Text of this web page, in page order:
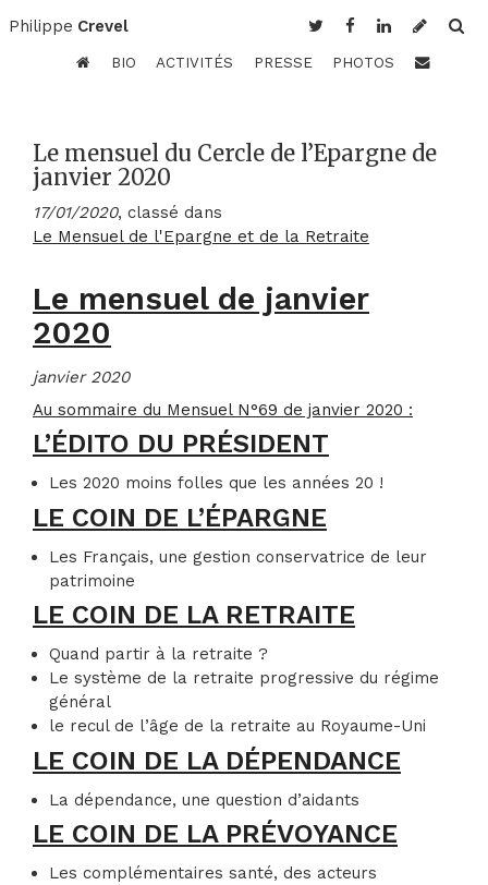
Philippe Crevel
BIO ACTIVITÉS PRESSE PHOTOS
Le mensuel du Cercle de l’Epargne de
janvier 2020
17/01/2020, classé dans
Le Mensuel de l'Epargne et de la Retraite
Le mensuel de janvier
2020
janvier 2020
Au sommaire du Mensuel N°69 de janvier 2020 :
L’ÉDITO DU PRÉSIDENT
Les 2020 moins folles que les années 20 !
LE COIN DE L’ÉPARGNE
Les Français, une gestion conservatrice de leur
patrimoine
LE COIN DE LA RETRAITE
Quand partir à la retraite ?
Le système de la retraite progressive du régime
général
le recul de l’âge de la retraite au Royaume-Uni
LE COIN DE LA DÉPENDANCE
La dépendance, une question d’aidants
LE COIN DE LA PRÉVOYANCE
Les complémentaires santé, des acteurs